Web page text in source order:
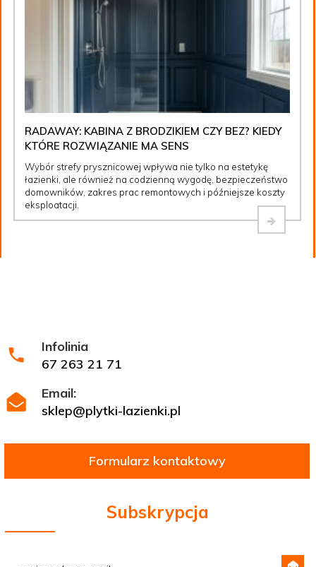
RADAWAY: KABINA Z BRODZIKIEM CZY BEZ? KIEDY
KTÓRE ROZWIĄZANIE MA SENS
Wybór strefy prysznicowej wpływa nie tylko na estetykę
łazienki, ale również na codzienną wygodę, bezpieczeństwo
domowników, zakres prac remontowych i późniejsze koszty
eksploatacji.
Infolinia
67 263 21 71
Email:
sklep@plytki-lazienki.pl
Formularz kontaktowy
Subskrypcja